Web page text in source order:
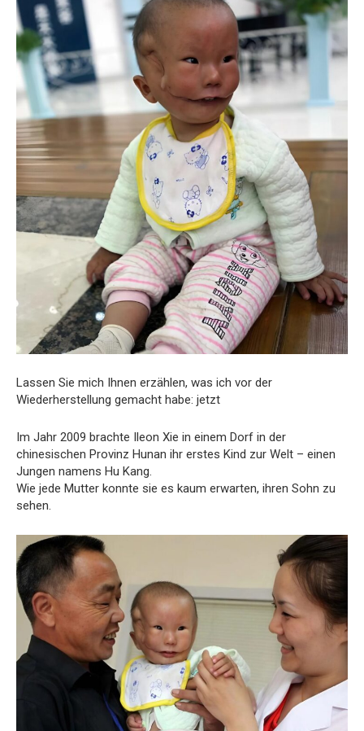
Lassen Sie mich Ihnen erzählen, was ich vor der
Wiederherstellung gemacht habe: jetzt
Im Jahr 2009 brachte Ileon Xie in einem Dorf in der
chinesischen Provinz Hunan ihr erstes Kind zur Welt – einen
Jungen namens Hu Kang.
Wie jede Mutter konnte sie es kaum erwarten, ihren Sohn zu
sehen.